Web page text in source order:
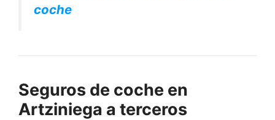
coche
Seguros de coche en
Artziniega a terceros